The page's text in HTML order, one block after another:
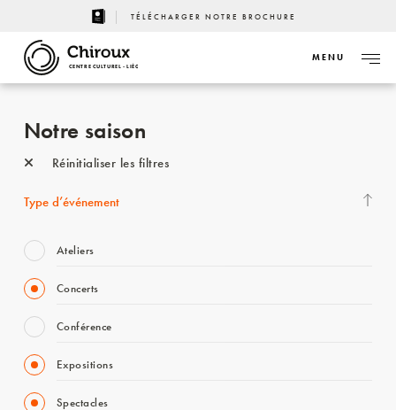
TÉLÉCHARGER NOTRE BROCHURE
CENTRE CULTUREL - LIÈGE
MENU
Notre saison
Réinitialiser les filtres
Type d’événement
Ateliers
Concerts
Conférence
Expositions
Spectacles